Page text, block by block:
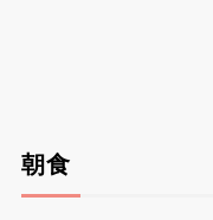
朝食